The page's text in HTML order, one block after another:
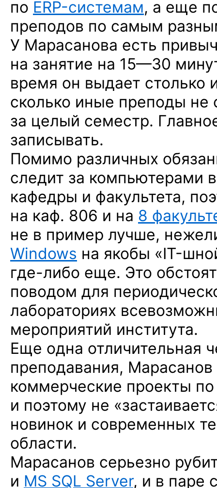
по ERP-системам, а еще
преподов по самым
У Марасанова есть
на занятие на 15—30
время он выдает столько
сколько иные преподы не
за целый семестр.
записывать.
Помимо различных
следит за компьютерами
кафедры и факультета,
на каф. 806 и на 8
не в пример лучше,
Windows на якобы «IT-
где-либо еще. Это
поводом для
лабораториях
мероприятий института.
Еще одна отличительная
преподавания, Марасанов
коммерческие проекты
и поэтому не
новинок и современных
области.
Марасанов серьезно
и MS SQL Server, и в паре